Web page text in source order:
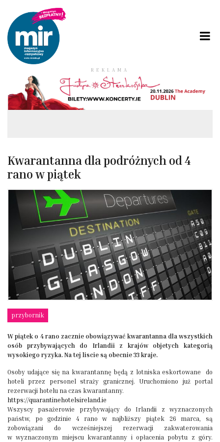
REKLAMA
Kwarantanna dla podróżnych od 4
rano w piątek
przybornik
W piątek o 4 rano zacznie obowiązywać kwarantanna dla wszystkich
osób przybywających do Irlandii z krajów objetych kategorią
wysokiego ryzyka. Na tej liscie są obecnie 33 kraje.
Osoby udające się na kwarantannę będą z lotniska eskortowane do
hoteli przez personel straży granicznej. Uruchomiono już portal
rezerwacji hotelu na czas kwarantanny.
https://quarantinehotelsireland.ie
Wszyscy pasażerowie przybywający do Irlandii z wyznaczonych
państw, po godzinie 4 rano w najbliższy piątek 26 marca, są
zobowiązani do wcześniejszej rezerwacji zakwaterowania
w wyznaczonym miejscu kwarantanny i opłacenia pobytu z góry.